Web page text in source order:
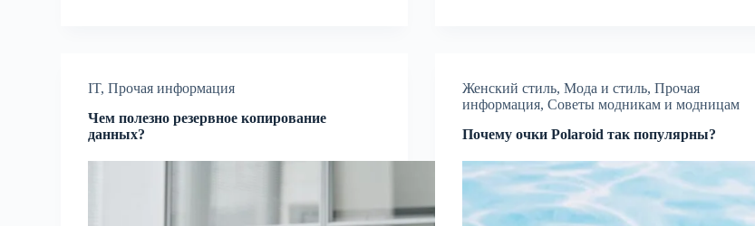
IT,Прочая информация
Чем полезно резервное копирование
данных?
Женский стиль,Мода и стиль,Прочая
информация,Советы модникам и модницам
Почему очки Polaroid так популярны?